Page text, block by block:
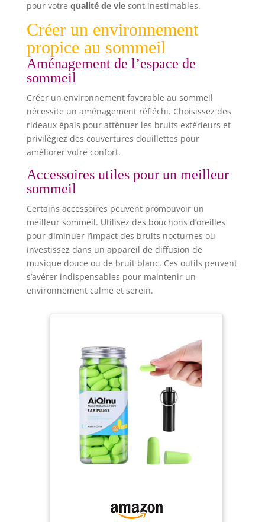
pour votre qualité de viesont inestimables.
Créer un environnement
propice au sommeil
Aménagement de l’espace de
sommeil
Créer un environnement favorable au sommeil
nécessite un aménagement réfléchi. Choisissez des
rideaux épais pour atténuer les bruits extérieurs et
privilégiez des couvertures douillettes pour
améliorer votre confort.
Accessoires utiles pour un meilleur
sommeil
Certains accessoires peuvent promouvoir un
meilleur sommeil. Utilisez des bouchons d’oreilles
pour diminuer l’impact des bruits nocturnes ou
investissez dans un appareil de diffusion de
musique douce ou de bruit blanc. Ces outils peuvent
s’avérer indispensables pour maintenir un
environnement calme et serein.